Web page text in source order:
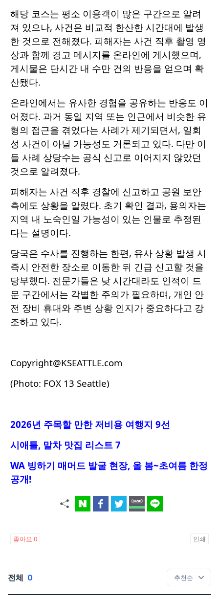
해당 코스는 평소 이용객이 많은 구간으로 알려
져 있으나, 사건은 비교적 한산한 시간대에 발생
한 것으로 전해졌다. 피해자는 사건 직후 촬영 영
상과 함께 경고 메시지를 온라인에 게시했으며,
게시물은 단시간 내 수만 건의 반응을 얻으며 확
산됐다.
온라인에서는 유사한 경험을 공유하는 반응도 이
어졌다. 과거 동일 지역 또는 인근에서 비슷한 유
형의 접근을 겪었다는 사례가 제기되면서, 일회
성 사건이 아닐 가능성도 거론되고 있다. 다만 이
들 사례 상당수는 공식 신고로 이어지지 않았던
것으로 알려졌다.
피해자는 사건 직후 경찰에 신고하고 공원 보안
측에도 상황을 알렸다. 초기 확인 결과, 용의자는
지역 내 노숙인일 가능성이 있는 인물로 추정된
다는 설명이다.
당국은 수사를 진행하는 한편, 유사 상황 발생 시
즉시 안전한 장소로 이동한 뒤 긴급 신고할 것을
당부했다. 전문가들은 낮 시간대라도 인적이 드
문 구간에서는 각별한 주의가 필요하며, 개인 안
전 장비 휴대와 주변 상황 인지가 중요하다고 강
조하고 있다.
Copyright@KSEATTLE.com
(Photo: FOX 13 Seattle)
2026년 주목할 만한 저비용 여행지 9선
시애틀, 말차 맛집 리스트 7
WA 빙하기 매머드 발굴 현장, 올 봄~초여름 한정
공개!
좋아요 0 인쇄
전체 0